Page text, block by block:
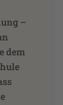
–
dem